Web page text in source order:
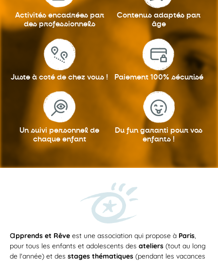
Activités encadrées par
des professionnels
Contenus adaptés par
âge
Juste à coté de chez vous ! Paiement 100% sécurisé
Un suivi personnel de
chaque enfant
Du fun garanti pour vos
enfants !
apprends et Rêve est une association qui propose à Paris,
pour tous les enfants et adolescents des ateliers (tout au long
de l'année) et des stages thématiques (pendant les vacances